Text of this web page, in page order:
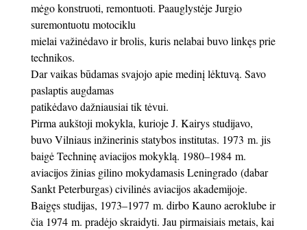
mėgo konstruoti, remontuoti. Paauglystėje Jurgio
suremontuotu motociklu
mielai važinėdavo ir brolis, kuris nelabai buvo linkęs prie
technikos.
Dar vaikas būdamas svajojo apie medinį lėktuvą. Savo
paslaptis augdamas
patikėdavo dažniausiai tik tėvui.
Pirma aukštoji mokykla, kurioje J. Kairys studijavo,
buvo Vilniaus inžinerinis statybos institutas. 1973 m. jis
baigė Techninę aviacijos mokyklą. 1980–1984 m.
aviacijos žinias gilino mokydamasis Leningrado (dabar
Sankt Peterburgas) civilinės aviacijos akademijoje.
Baigęs studijas, 1973–1977 m. dirbo Kauno aeroklube ir
čia 1974 m. pradėjo skraidyti. Jau pirmaisiais metais, kai